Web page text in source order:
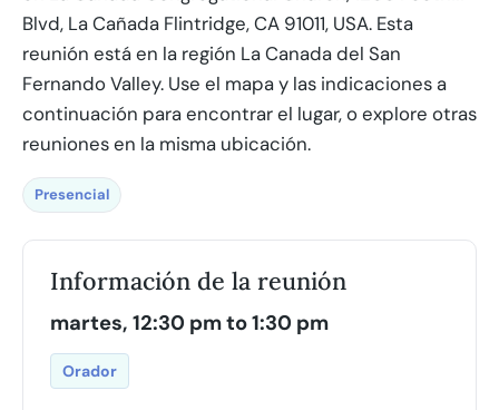
Blvd, La Cañada Flintridge, CA 91011, USA. Esta
reunión está en la región La Canada del San
Fernando Valley. Use el mapa y las indicaciones a
continuación para encontrar el lugar, o explore otras
reuniones en la misma ubicación.
Presencial
Información de la reunión
martes, 12:30 pm to 1:30 pm
Orador